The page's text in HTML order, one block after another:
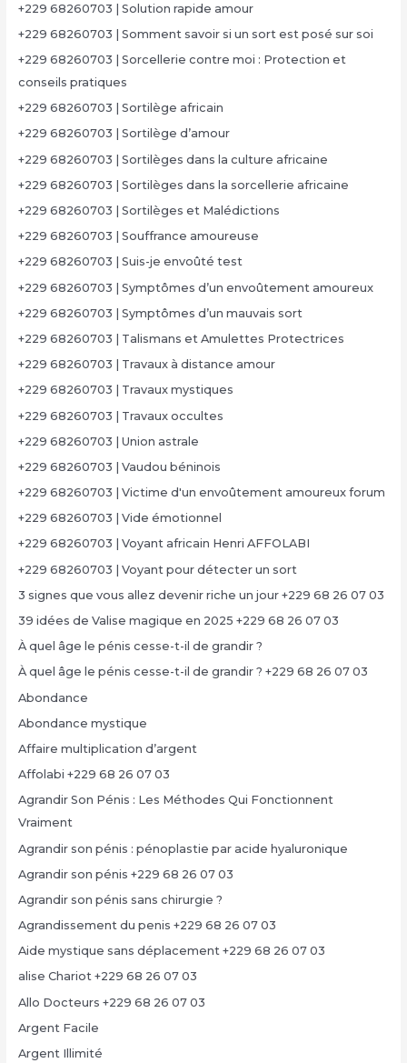
+229 68260703 | Solution rapide amour
+229 68260703 | Somment savoir si un sort est posé sur soi
+229 68260703 | Sorcellerie contre moi : Protection et
conseils pratiques
+229 68260703 | Sortilège africain
+229 68260703 | Sortilège d’amour
+229 68260703 | Sortilèges dans la culture africaine
+229 68260703 | Sortilèges dans la sorcellerie africaine
+229 68260703 | Sortilèges et Malédictions
+229 68260703 | Souffrance amoureuse
+229 68260703 | Suis-je envoûté test
+229 68260703 | Symptômes d’un envoûtement amoureux
+229 68260703 | Symptômes d’un mauvais sort
+229 68260703 | Talismans et Amulettes Protectrices
+229 68260703 | Travaux à distance amour
+229 68260703 | Travaux mystiques
+229 68260703 | Travaux occultes
+229 68260703 | Union astrale
+229 68260703 | Vaudou béninois
+229 68260703 | Victime d'un envoûtement amoureux forum
+229 68260703 | Vide émotionnel
+229 68260703 | Voyant africain Henri AFFOLABI
+229 68260703 | Voyant pour détecter un sort
3 signes que vous allez devenir riche un jour +229 68 26 07 03
39 idées de Valise magique en 2025 +229 68 26 07 03
À quel âge le pénis cesse-t-il de grandir ?
À quel âge le pénis cesse-t-il de grandir ? +229 68 26 07 03
Abondance
Abondance mystique
Affaire multiplication d’argent
Affolabi +229 68 26 07 03
Agrandir Son Pénis : Les Méthodes Qui Fonctionnent
Vraiment
Agrandir son pénis : pénoplastie par acide hyaluronique
Agrandir son pénis +229 68 26 07 03
Agrandir son pénis sans chirurgie ?
Agrandissement du penis +229 68 26 07 03
Aide mystique sans déplacement +229 68 26 07 03
alise Chariot +229 68 26 07 03
Allo Docteurs +229 68 26 07 03
Argent Facile
Argent Illimité